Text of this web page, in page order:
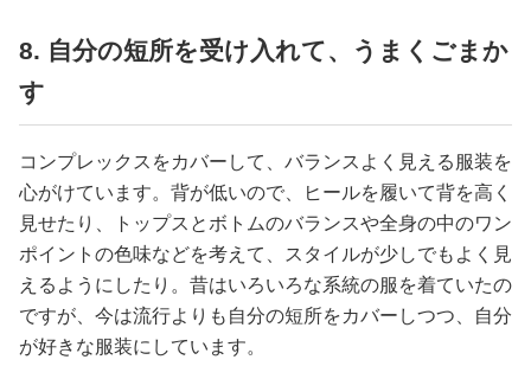
8. 自分の短所を受け入れて、うまくごまか
す
コンプレックスをカバーして、バランスよく見える服装を
心がけています。背が低いので、ヒールを履いて背を高く
見せたり、トップスとボトムのバランスや全身の中のワン
ポイントの色味などを考えて、スタイルが少しでもよく見
えるようにしたり。昔はいろいろな系統の服を着ていたの
ですが、今は流行よりも自分の短所をカバーしつつ、自分
が好きな服装にしています。